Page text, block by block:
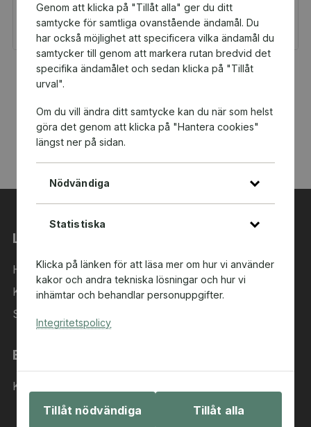
Genom att klicka på "Tillåt alla" ger du ditt
samtycke för samtliga ovanstående ändamål. Du
har också möjlighet att specificera vilka ändamål du
samtycker till genom att markera rutan bredvid det
specifika ändamålet och sedan klicka på "Tillåt
urval".
Om du vill ändra ditt samtycke kan du när som helst
göra det genom att klicka på "Hantera cookies"
längst ner på sidan.
Nödvändiga
Statistiska
Klicka på länken för att läsa mer om hur vi använder
kakor och andra tekniska lösningar och hur vi
inhämtar och behandlar personuppgifter.
Integritetspolicy
Tillåt nödvändiga Tillåt alla
Du och Laholms
Ryttarförening får 5 kr
tillbaka
Du och Laholms
Ryttarförening får
29,75 kr tillbaka
Länkar
Hem
Kategorier
Sök i sortimentet
Behöver du hjälp?
Kontakta oss